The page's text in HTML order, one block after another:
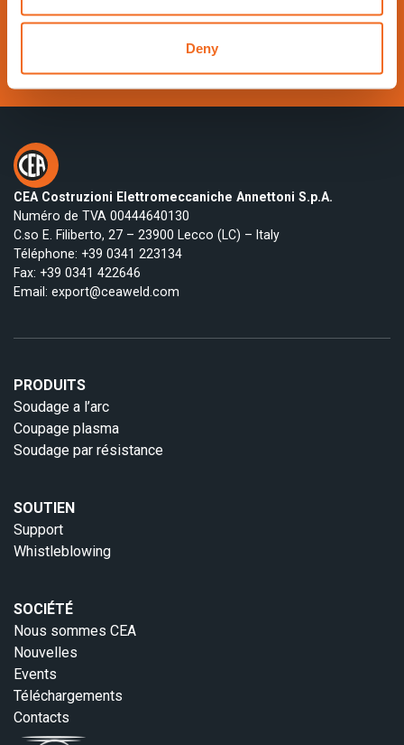
Deny
Contactez-nous
CEA Costruzioni Elettromeccaniche Annettoni S.p.A.
Numéro de TVA 00444640130
C.so E. Filiberto, 27 – 23900 Lecco (LC) – Italy
Téléphone: +39 0341 223134
Fax: +39 0341 422646
Email: export@ceaweld.com
PRODUITS
Soudage a l’arc
Coupage plasma
Soudage par résistance
SOUTIEN
Support
Whistleblowing
SOCIÉTÉ
Nous sommes CEA
Nouvelles
Events
Téléchargements
Contacts